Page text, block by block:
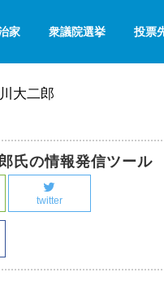
家 衆議院選挙 投票
大二郎
氏の情報発信ツール
twitter